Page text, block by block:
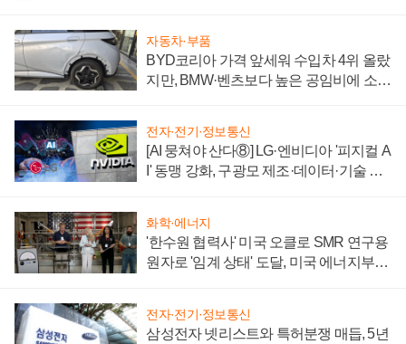
자동차·부품
BYD코리아 가격 앞세워 수입차 4위 올랐
지만, BMW·벤츠보다 높은 공임비에 소비
전자·전기·정보통신
[AI 뭉쳐야 산다⑧] LG·엔비디아 '피지컬 A
I' 동맹 강화, 구광모 제조·데이터·기술 결
화학·에너지
'한수원 협력사' 미국 오클로 SMR 연구용
원자로 '임계 상태' 도달, 미국 에너지부
전자·전기·정보통신
삼성전자 넷리스트와 특허분쟁 매듭, 5년